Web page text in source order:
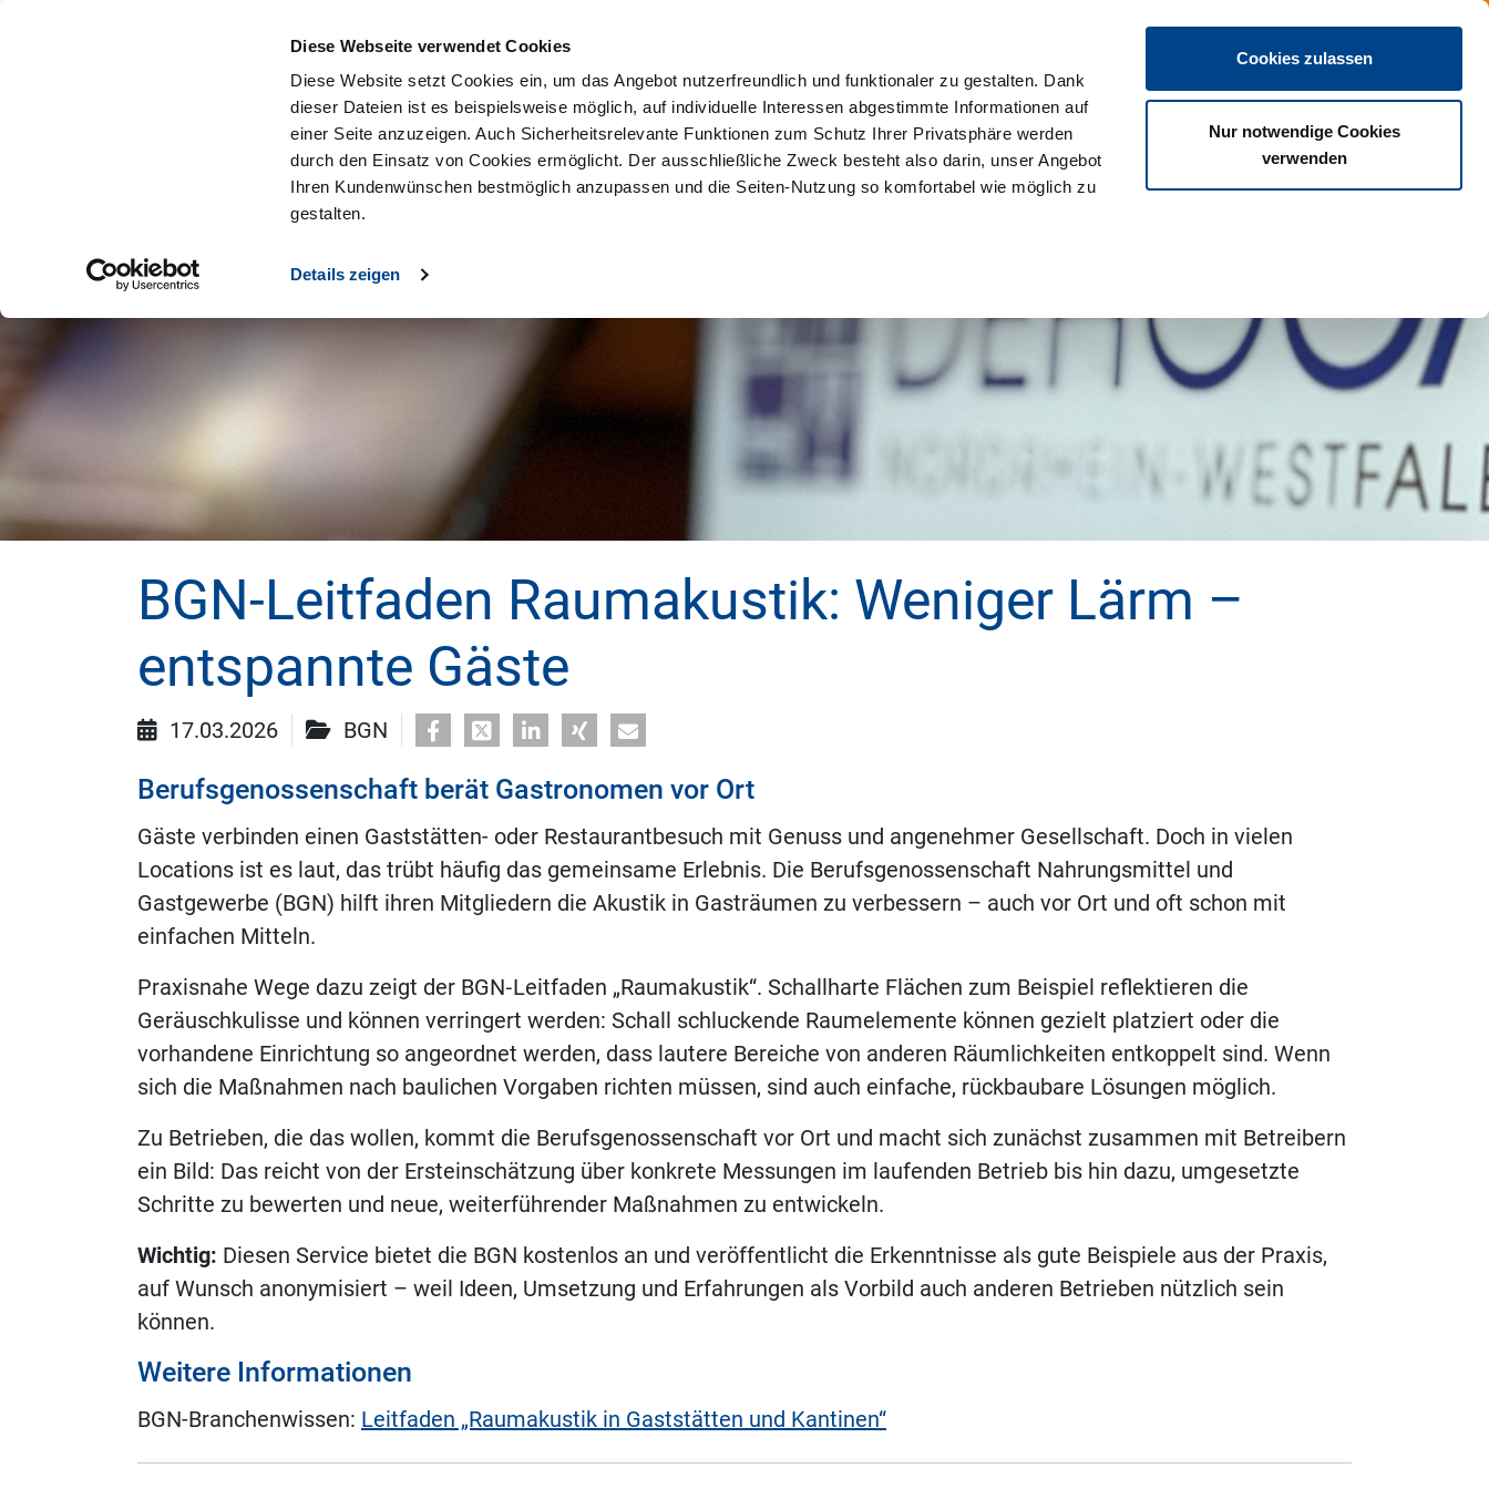
Diese Webseite verwendet Cookies
Diese Website setzt Cookies ein, um das Angebot nutzerfreundlich und funktionaler zu gestalten. Dank
dieser Dateien ist es beispielsweise möglich, auf individuelle Interessen abgestimmte Informationen auf
einer Seite anzuzeigen. Auch Sicherheitsrelevante Funktionen zum Schutz Ihrer Privatsphäre werden
durch den Einsatz von Cookies ermöglicht. Der ausschließliche Zweck besteht also darin, unser Angebot
Ihren Kundenwünschen bestmöglich anzupassen und die Seiten-Nutzung so komfortabel wie möglich zu
gestalten.
Details zeigen
Cookies zulassen
Nur notwendige Cookies
verwenden
BGN-Leitfaden Raumakustik: Weniger Lärm –
entspannte Gäste
17.03.2026 BGN
Berufsgenossenschaft berät Gastronomen vor Ort
Gäste verbinden einen Gaststätten- oder Restaurantbesuch mit Genuss und angenehmer Gesellschaft. Doch in vielen
Locations ist es laut, das trübt häufig das gemeinsame Erlebnis. Die Berufsgenossenschaft Nahrungsmittel und
Gastgewerbe (BGN) hilft ihren Mitgliedern die Akustik in Gasträumen zu verbessern – auch vor Ort und oft schon mit
einfachen Mitteln.
Praxisnahe Wege dazu zeigt der BGN‑Leitfaden „Raumakustik“. Schallharte Flächen zum Beispiel reflektieren die
Geräuschkulisse und können verringert werden: Schall schluckende Raumelemente können gezielt platziert oder die
vorhandene Einrichtung so angeordnet werden, dass lautere Bereiche von anderen Räumlichkeiten entkoppelt sind. Wenn
sich die Maßnahmen nach baulichen Vorgaben richten müssen, sind auch einfache, rückbaubare Lösungen möglich.
Zu Betrieben, die das wollen, kommt die Berufsgenossenschaft vor Ort und macht sich zunächst zusammen mit Betreibern
ein Bild: Das reicht von der Ersteinschätzung über konkrete Messungen im laufenden Betrieb bis hin dazu, umgesetzte
Schritte zu bewerten und neue, weiterführender Maßnahmen zu entwickeln.
Wichtig: Diesen Service bietet die BGN kostenlos an und veröffentlicht die Erkenntnisse als gute Beispiele aus der Praxis,
auf Wunsch anonymisiert – weil Ideen, Umsetzung und Erfahrungen als Vorbild auch anderen Betrieben nützlich sein
können.
Weitere Informationen
BGN-Branchenwissen: Leitfaden „Raumakustik in Gaststätten und Kantinen“